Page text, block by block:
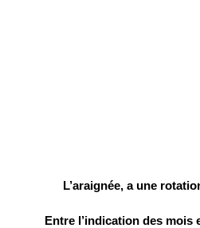
L’araignée, a une
Entre l’indication des